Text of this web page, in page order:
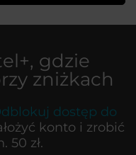
, gdzie
zniżkach
dostęp do
konto i zrobić
50 zł.